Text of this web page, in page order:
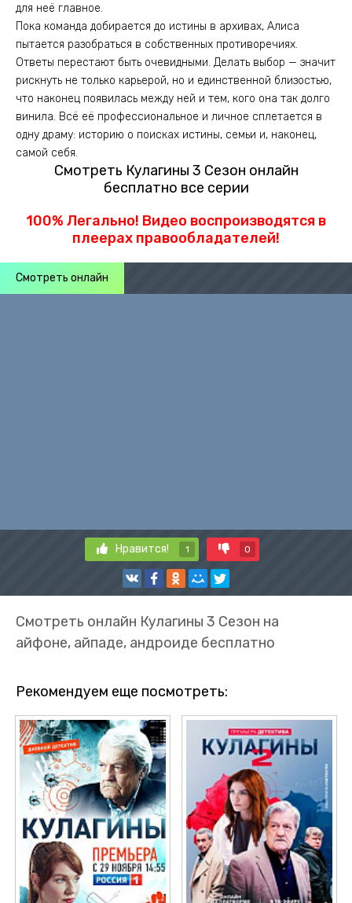
для неё главное.
Пока команда добирается до истины в архивах, Алиса
пытается разобраться в собственных противоречиях.
Ответы перестают быть очевидными. Делать выбор — значит
рискнуть не только карьерой, но и единственной близостью,
что наконец появилась между ней и тем, кого она так долго
винила. Всё её профессиональное и личное сплетается в
одну драму: историю о поисках истины, семьи и, наконец,
самой себя.
Смотреть Кулагины 3 Сезон онлайн
бесплатно все серии
100% Легально! Видео воспроизводятся в
плеерах правообладателей!
Смотреть онлайн
Нравится! 1 0
Смотреть онлайн Кулагины 3 Сезон на
айфоне, айпаде, андроиде бесплатно
Рекомендуем еще посмотреть: